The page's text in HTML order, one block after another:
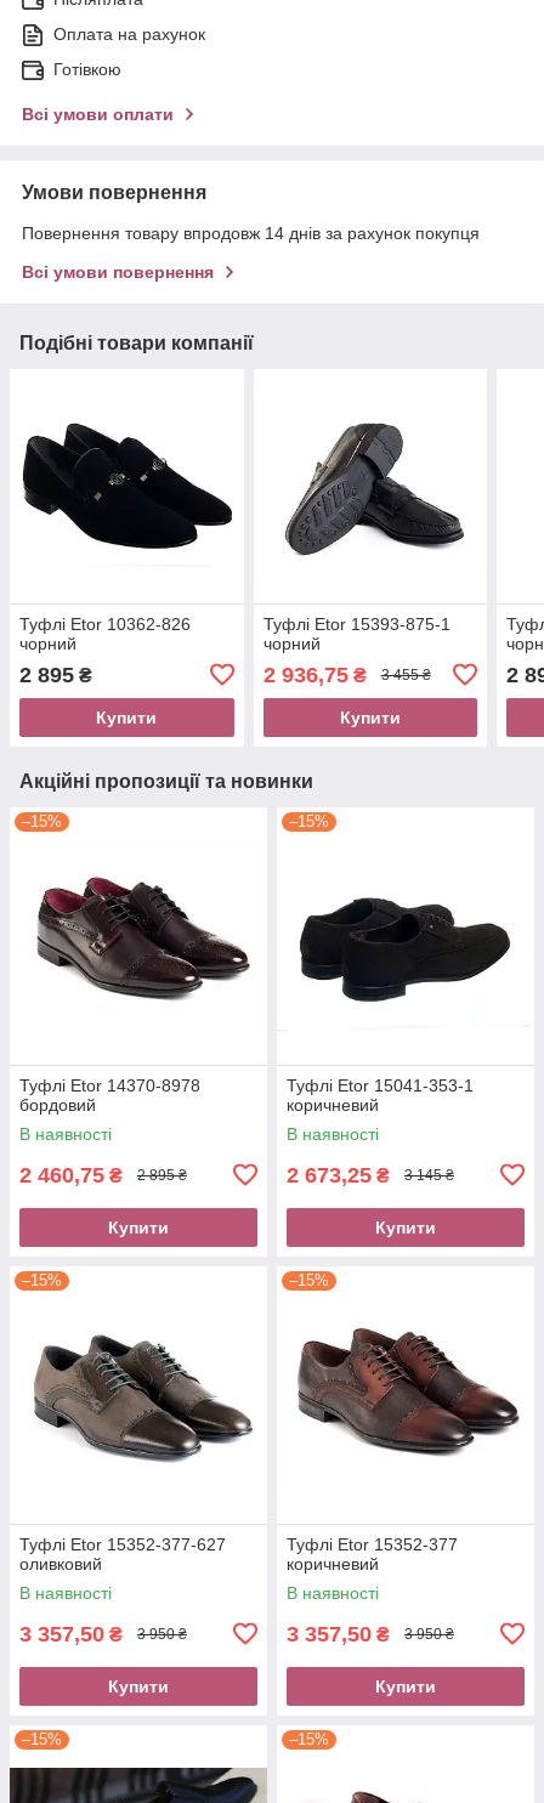
Оплата на рахунок
Готівкою
Всі умови оплати
Умови повернення
Повернення товару впродовж 14 днів за рахунок покупця
Всі умови повернення
Подібні товари компанії
Туфлі Etor 10362-826
чорний
2 895 ₴
Купити
Туфлі Etor 15393-875-1
чорний
2 936,75₴ 3 455 ₴
Купити
2
Акційні пропозиції та новинки
–15%
Туфлі Etor 14370-8978
бордовий
В наявності
2 460,75 ₴ 2 895 ₴
Купити
–15%
Туфлі Etor 15041-353-1
коричневий
В наявності
2 673,25 ₴ 3 145 ₴
Купити
–15%
Туфлі Etor 15352-377-627
оливковий
В наявності
3 357,50 ₴ 3 950 ₴
Купити
–15%
Туфлі Etor 15352-377
коричневий
В наявності
3 357,50 ₴ 3 950 ₴
Купити
–15% –15%